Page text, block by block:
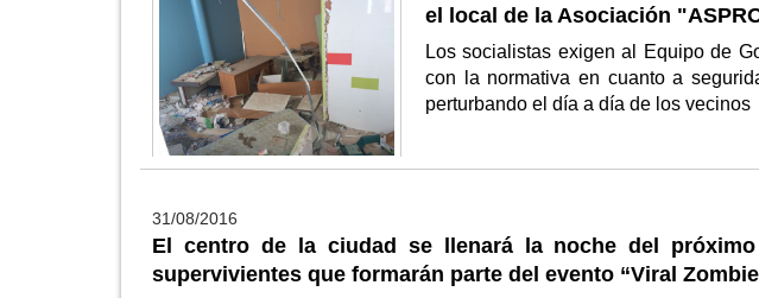
el local de la Asociación
Los socialistas exigen al Equipo de
con la normativa en cuanto a
perturbando el día a día de los vecinos
31/08/2016
El centro de la ciudad se llenará la noche del
supervivientes que formarán parte del evento “Viral